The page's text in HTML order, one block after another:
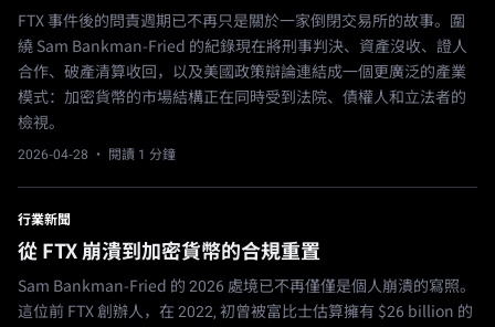
FTX 事件後的問責週期已不再只是關於一家倒閉交易所的故事。圍
繞 Sam Bankman-Fried 的紀錄現在將刑事判決、資產沒收、證人
合作、破產清算收回，以及美國政策辯論連結成一個更廣泛的產業
模式：加密貨幣的市場結構正在同時受到法院、債權人和立法者的
檢視。
2026-04-28 · 閱讀 1 分鐘
行業新聞
從 FTX 崩潰到加密貨幣的合規重置
Sam Bankman-Fried 的 2026 處境已不再僅僅是個人崩潰的寫照。
這位前 FTX 創辦人，在 2022, 初曾被富比士估算擁有 $26 billion 的